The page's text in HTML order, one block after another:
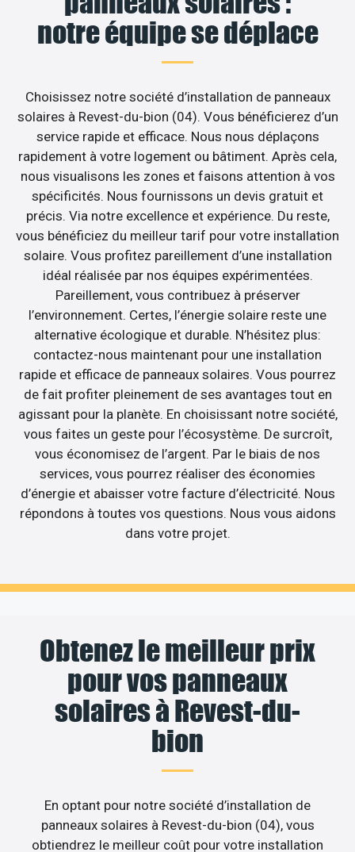
notre équipe se déplace
Choisissez notre société d’installation de panneaux
solaires à Revest-du-bion (04). Vous bénéficierez d’un
service rapide et efficace. Nous nous déplaçons
rapidement à votre logement ou bâtiment. Après cela,
nous visualisons les zones et faisons attention à vos
spécificités. Nous fournissons un devis gratuit et
précis. Via notre excellence et expérience. Du reste,
vous bénéficiez du meilleur tarif pour votre installation
solaire. Vous profitez pareillement d’une installation
idéal réalisée par nos équipes expérimentées.
Pareillement, vous contribuez à préserver
l’environnement. Certes, l’énergie solaire reste une
alternative écologique et durable. N’hésitez plus:
contactez-nous maintenant pour une installation
rapide et efficace de panneaux solaires. Vous pourrez
de fait profiter pleinement de ses avantages tout en
agissant pour la planète. En choisissant notre société,
vous faites un geste pour l’écosystème. De surcroît,
vous économisez de l’argent. Par le biais de nos
services, vous pourrez réaliser des économies
d’énergie et abaisser votre facture d’électricité. Nous
répondons à toutes vos questions. Nous vous aidons
dans votre projet.
Obtenez le meilleur prix
pour vos panneaux
solaires à Revest-du-
bion
En optant pour notre société d’installation de
panneaux solaires à Revest-du-bion (04), vous
obtiendrez le meilleur coût pour votre installation